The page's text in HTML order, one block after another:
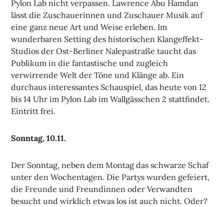
Pylon Lab nicht verpassen. Lawrence Abu Hamdan
lässt die Zuschauerinnen und Zuschauer Musik auf
eine ganz neue Art und Weise erleben. Im
wunderbaren Setting des historischen Klangeffekt-
Studios der Ost-Berliner Nalepastraße taucht das
Publikum in die fantastische und zugleich
verwirrende Welt der Töne und Klänge ab. Ein
durchaus interessantes Schauspiel, das heute von 12
bis 14 Uhr im Pylon Lab im Wallgässchen 2 stattfindet.
Eintritt frei.
Sonntag, 10.11.
Der Sonntag, neben dem Montag das schwarze Schaf
unter den Wochentagen. Die Partys wurden gefeiert,
die Freunde und Freundinnen oder Verwandten
besucht und wirklich etwas los ist auch nicht. Oder?